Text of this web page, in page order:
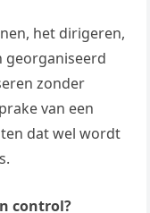
het dirigeren,
georganiseerd
zonder
van een
dat wel wordt
control?